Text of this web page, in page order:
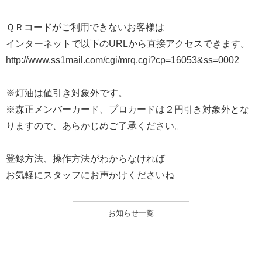
ＱＲコードがご利用できないお客様は
インターネットで以下のURLから直接アクセスできます。
http://www.ss1mail.com/cgi/mrq.cgi?cp=16053&ss=0002
※灯油は値引き対象外です。
※森正メンバーカード、プロカードは２円引き対象外とな
りますので、あらかじめご了承ください。
登録方法、操作方法がわからなければ
お気軽にスタッフにお声かけくださいね
お知らせ一覧